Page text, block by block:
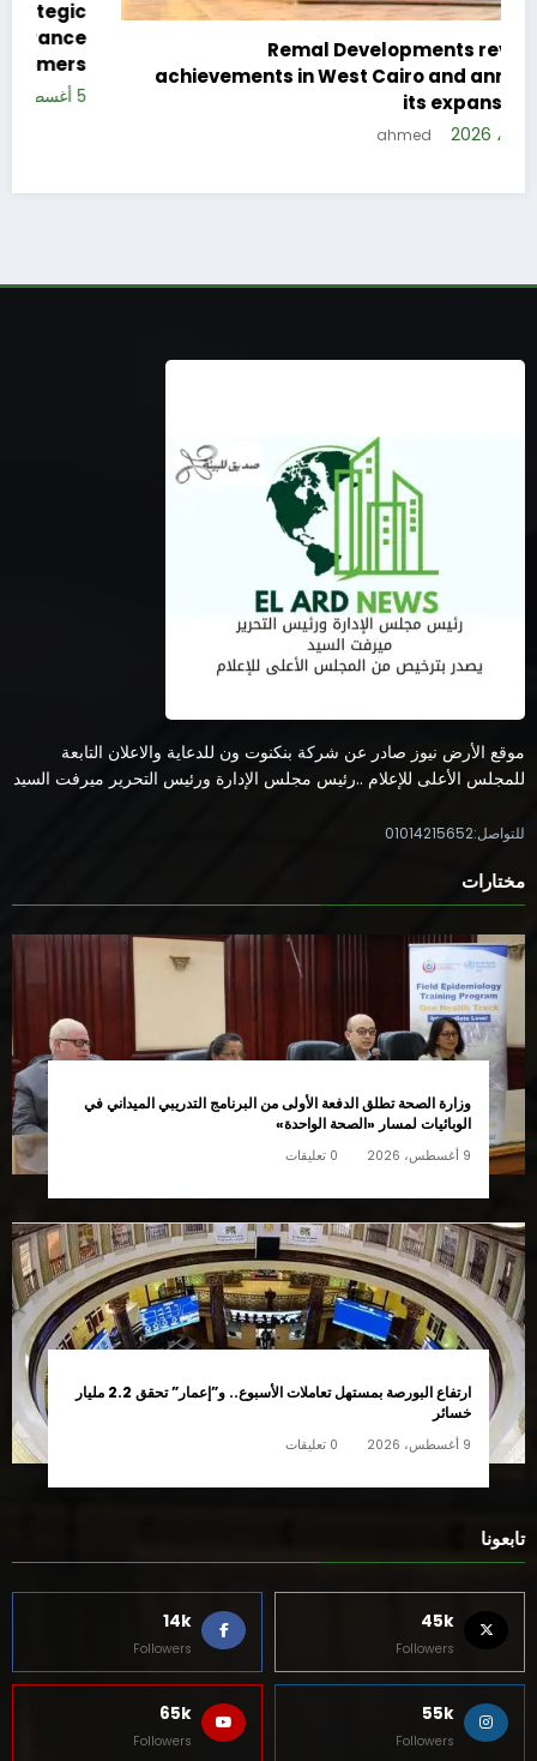
Remal Developments reveals its
achievements in West Cairo and announces
its expansion plan
5 أغسطس، 2026
موقع الأرض نيوز صادر عن شركة بنكنوت ون للدعاية والاعلان التابعة
للمجلس الأعلى للإعلام ..رئيس مجلس الإدارة ورئيس التحرير ميرفت السيد
للتواصل:01014215652
مختارات
وزارة الصحة تطلق الدفعة الأولى من البرنامج التدريبي الميداني في
الوبائيات لمسار «الصحة الواحدة»
9 أغسطس، 2026 0 تعليقات
ارتفاع البورصة بمستهل تعاملات الأسبوع.. و”إعمار” تحقق 2.2 مليار
خسائر
9 أغسطس، 2026 0 تعليقات
تابعونا
45k
Followers
14k
Followers
55k
Followers
65k
Followers